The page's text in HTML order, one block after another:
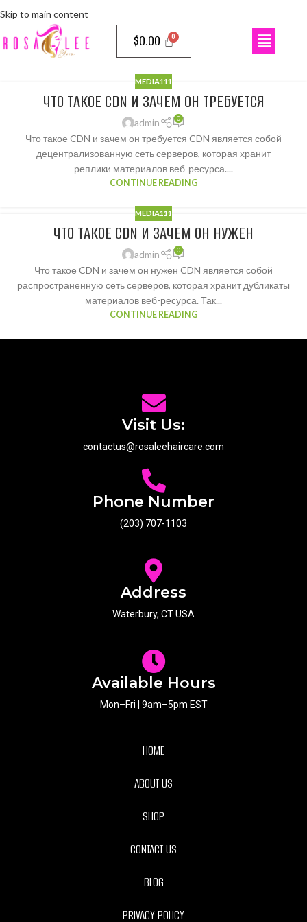
Skip to main content
$0.00
MEDIA111
ЧТО ТАКОЕ CDN И ЗАЧЕМ ОН ТРЕБУЕТСЯ
admin 0
Что такое CDN и зачем он требуется CDN является собой
децентрализованную сеть серверов, которая хранит
реплики материалов веб-ресурса....
CONTINUE READING
MEDIA111
ЧТО ТАКОЕ CDN И ЗАЧЕМ ОН НУЖЕН
admin 0
Что такое CDN и зачем он нужен CDN является собой
распространенную сеть серверов, которая хранит дубликаты
материалов веб-ресурса. Так...
CONTINUE READING
Visit Us:
contactus@rosaleehaircare.com
Phone Number
(203) 707-1103
Address
Waterbury, CT USA
Available Hours
Mon–Fri | 9am–5pm EST
HOME
ABOUT US
SHOP
CONTACT US
BLOG
PRIVACY POLICY